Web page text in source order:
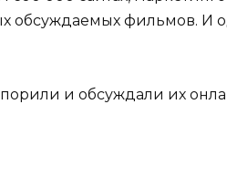
обсуждаемых фильмов. И
и обсуждали их